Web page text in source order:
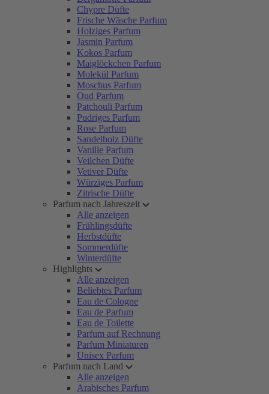
Chypre Düfte
Frische Wäsche Parfum
Holziges Parfum
Jasmin Parfum
Kokos Parfum
Maiglöckchen Parfum
Molekül Parfum
Moschus Parfum
Oud Parfum
Patchouli Parfum
Pudriges Parfum
Rose Parfum
Sandelholz Düfte
Vanille Parfum
Veilchen Düfte
Vetiver Düfte
Würziges Parfum
Zitrische Düfte
Parfum nach Jahreszeit
Alle anzeigen
Frühlingsdüfte
Herbstdüfte
Sommerdüfte
Winterdüfte
Highlights
Alle anzeigen
Beliebtes Parfum
Eau de Cologne
Eau de Parfum
Eau de Toilette
Parfum auf Rechnung
Parfum Miniaturen
Unisex Parfum
Parfum nach Land
Alle anzeigen
Arabisches Parfum